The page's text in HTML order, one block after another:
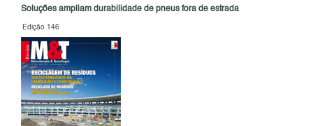
Soluções ampliam durabilidade de pneus fora de estrada
Edição 146